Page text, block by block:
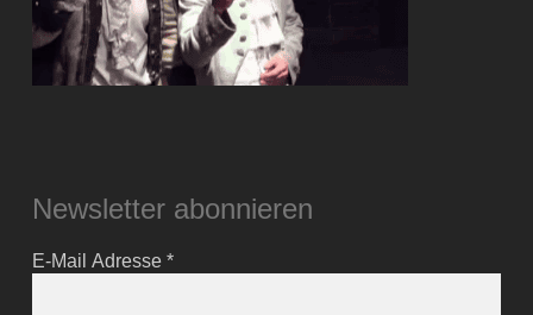
Newsletter abonnieren
E-Mail Adresse *